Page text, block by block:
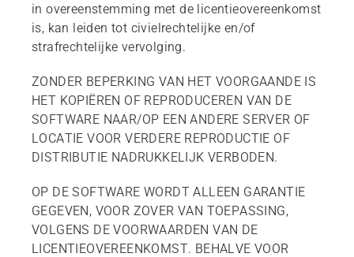
in overeenstemming met de licentieovereenkomst
is, kan leiden tot civielrechtelijke en/of
strafrechtelijke vervolging.
ZONDER BEPERKING VAN HET VOORGAANDE IS
HET KOPIËREN OF REPRODUCEREN VAN DE
SOFTWARE NAAR/OP EEN ANDERE SERVER OF
LOCATIE VOOR VERDERE REPRODUCTIE OF
DISTRIBUTIE NADRUKKELIJK VERBODEN.
OP DE SOFTWARE WORDT ALLEEN GARANTIE
GEGEVEN, VOOR ZOVER VAN TOEPASSING,
VOLGENS DE VOORWAARDEN VAN DE
LICENTIEOVEREENKOMST. BEHALVE VOOR